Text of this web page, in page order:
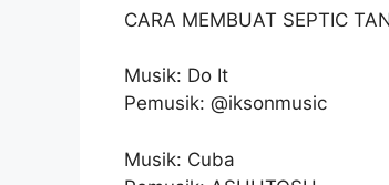
CARA MEMBUAT SEPTIC
Musik: Do It
Pemusik: @iksonmusic
Musik: Cuba